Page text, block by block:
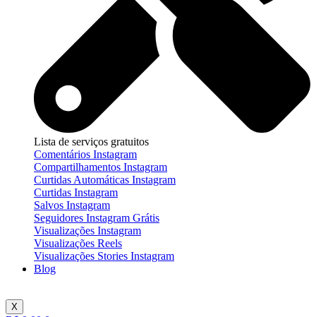
Lista de serviços gratuitos
Comentários Instagram
Compartilhamentos Instagram
Curtidas Automáticas Instagram
Curtidas Instagram
Salvos Instagram
Seguidores Instagram Grátis
Visualizações Instagram
Visualizações Reels
Visualizações Stories Instagram
Blog
X